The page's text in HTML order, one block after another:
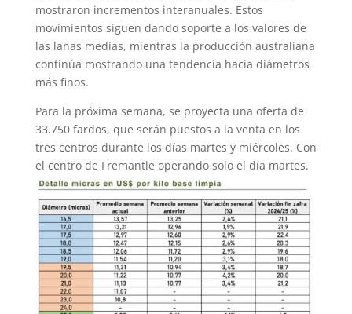
mostraron incrementos interanuales. Estos
movimientos siguen dando soporte a los valores de
las lanas medias, mientras la producción australiana
continúa mostrando una tendencia hacia diámetros
más finos.
Para la próxima semana, se proyecta una oferta de
33.750 fardos, que serán puestos a la venta en los
tres centros durante los días martes y miércoles. Con
el centro de Fremantle operando solo el día martes.